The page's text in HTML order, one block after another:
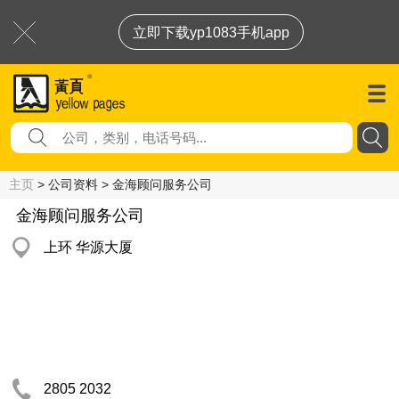
立即下载yp1083手机app
主页 > 公司资料 > 金海顾问服务公司
金海顾问服务公司
上环 华源大厦
2805 2032